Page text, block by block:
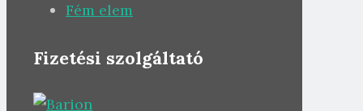
Fém elem
Fizetési szolgáltató